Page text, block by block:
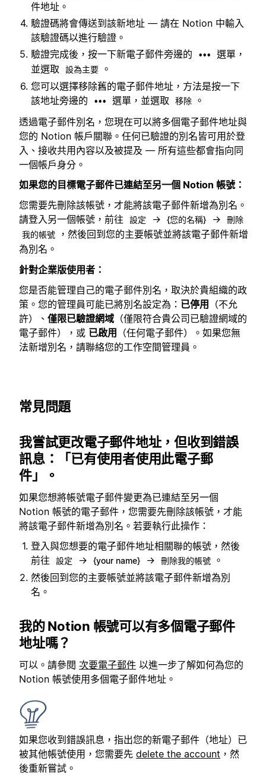
件地址。
驗證碼將會傳送到該新地址 — 請在 Notion 中輸入
該驗證碼以進行驗證。
驗證完成後，按一下新電子郵件旁邊的
•••
選單，
並選取
設為主要 。
您可以選擇移除舊的電子郵件地址，方法是按一下
該地址旁邊的
••• 選單，並選取 移除 。
透過電子郵件別名，您現在可以將多個電子郵件地址與
您的 Notion 帳戶關聯。任何已驗證的別名皆可用於登
入、接收共用內容以及被提及 — 所有這些都會指向同
一個帳戶身分。
如果您的目標電子郵件已連結至另一個 Notion 帳號：
您需要先刪除該帳號，才能將該電子郵件新增為別名。
請登入另一個帳號，前往
設定 → {您的名稱} →
刪除
我的帳號
，然後回到您的主要帳號並將該電子郵件新增
為別名。
針對企業版使用者：
您是否能管理自己的電子郵件別名，取決於貴組織的政
策。您的管理員可能已將別名設定為： 已停用
（不允
許）、 僅限已驗證網域 （僅限符合貴公司已驗證網域的
電子郵件），或 已啟用
（任何電子郵件）。如果您無
法新增別名，請聯絡您的工作空間管理員。
常見問題
我嘗試更改電子郵件地址，但收到錯誤
訊息：「已有使用者使用此電子郵
件」。
如果您想將帳號電子郵件變更為已連結至另一個
Notion 帳號的電子郵件，您需要先刪除該帳號，才能
將該電子郵件新增為別名。若要執行此操作：
登入與您想要的電子郵件地址相關聯的帳號，然後
前往
設定 → {your name} → 刪除我的帳號 。
然後回到您的主要帳號並將該電子郵件新增為別
名。
我的 Notion 帳號可以有多個電子郵件
地址嗎？
可以。請參閱 次要電子郵件 以進一步了解如何為您的
Notion 帳號使用多個電子郵件地址。
如果您收到錯誤訊息，指出您的新電子郵件（地址）已
被其他帳號使用，您需要先 delete the account ，然
後重新嘗試。